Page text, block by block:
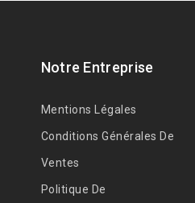
Notre Entreprise
Mentions Légales
Conditions Générales De
Ventes
Politique De